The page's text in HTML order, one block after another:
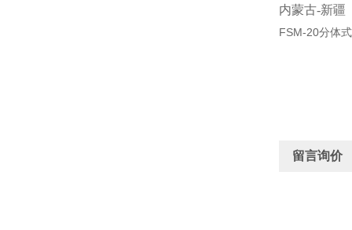
内蒙古-新疆
FSM-20分体
留言询价